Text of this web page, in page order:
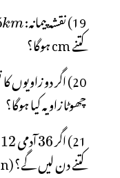
19) نقشہ پیمانہ:
کتنے cm ہوگا؟
20) اگر دو زاویوں کا نسبت
چھوٹا زاویہ کیا ہوگا؟
21) اگر
آدمی
کتنے دن لیں گے؟ (Inverse proportion)